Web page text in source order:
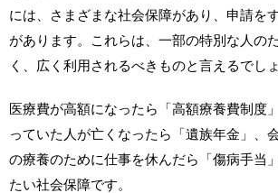
には、さまざまな社会保障があり、申請を
があります。これらは、一部の特別な人の
く、広く利用されるべきものと言えるでしょ
医療費が高額になったら「高額療養費制度
っていた人が亡くなったら「遺族年金」、
の療養のために仕事を休んだら「傷病手当
たい社会保障です。